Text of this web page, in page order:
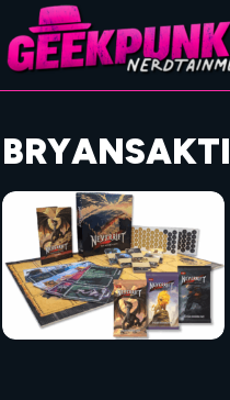
BRYANSAKTI